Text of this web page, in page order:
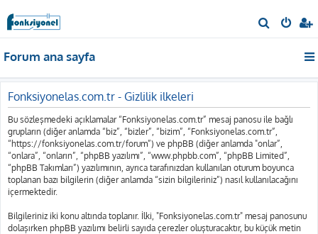
r
Forum ana sayfa
Fonksiyonelas.com.tr - Gizlilik ilkeleri
Bu sözleşmedeki açıklamalar “Fonksiyonelas.com.tr” mesaj panosu ile bağlı
grupların (diğer anlamda “biz”, “bizler”, “bizim”, “Fonksiyonelas.com.tr”,
“https://fonksiyonelas.com.tr/forum”) ve phpBB (diğer anlamda "onlar”,
“onlara”, “onların”, “phpBB yazılımı”, “www.phpbb.com”, “phpBB Limited”,
“phpBB Takımları”) yazılımının, ayrıca tarafınızdan kullanılan oturum boyunca
toplanan bazı bilgilerin (diğer anlamda “sizin bilgileriniz”) nasıl kullanılacağını
içermektedir.
Bilgileriniz iki konu altında toplanır. İlki, "Fonksiyonelas.com.tr" mesaj panosunu
dolaşırken phpBB yazılımı belirli sayıda çerezler oluşturacaktır, bu küçük metin